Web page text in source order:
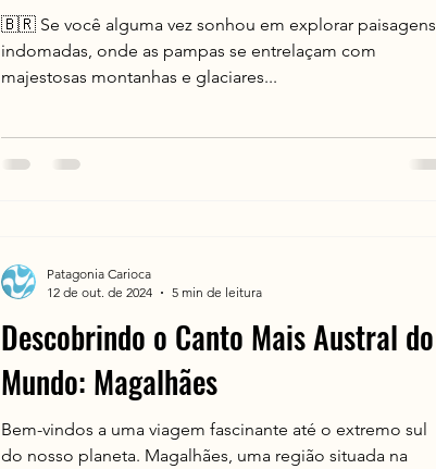
🇧🇷 Se você alguma vez sonhou em explorar paisagens
indomadas, onde as pampas se entrelaçam com
majestosas montanhas e glaciares...
Descobrindo o Canto Mais Austral do
Mundo: Magalhães
Bem-vindos a uma viagem fascinante até o extremo sul
do nosso planeta. Magalhães, uma região situada na
Patagonia Carioca
12 de out. de 2024
5 min de leitura